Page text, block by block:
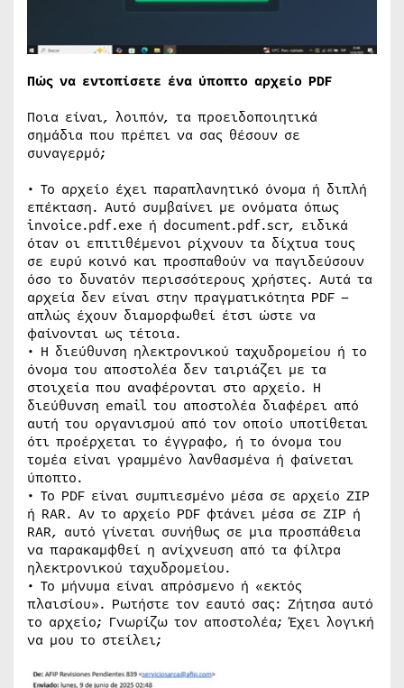
Πώς να εντοπίσετε ένα ύποπτο αρχείο PDF
Ποια είναι, λοιπόν, τα προειδοποιητικά
σημάδια που πρέπει να σας θέσουν σε
συναγερμό;
• Το αρχείο έχει παραπλανητικό όνομα ή διπλή
επέκταση. Αυτό συμβαίνει με ονόματα όπως
invoice.pdf.exe ή document.pdf.scr, ειδικά
όταν οι επιτιθέμενοι ρίχνουν τα δίχτυα τους
σε ευρύ κοινό και προσπαθούν να παγιδεύσουν
όσο το δυνατόν περισσότερους χρήστες. Αυτά τα
αρχεία δεν είναι στην πραγματικότητα PDF –
απλώς έχουν διαμορφωθεί έτσι ώστε να
φαίνονται ως τέτοια.
• Η διεύθυνση ηλεκτρονικού ταχυδρομείου ή το
όνομα του αποστολέα δεν ταιριάζει με τα
στοιχεία που αναφέρονται στο αρχείο. Η
διεύθυνση email του αποστολέα διαφέρει από
αυτή του οργανισμού από τον οποίο υποτίθεται
ότι προέρχεται το έγγραφο, ή το όνομα του
τομέα είναι γραμμένο λανθασμένα ή φαίνεται
ύποπτο.
• Το PDF είναι συμπιεσμένο μέσα σε αρχείο ZIP
ή RAR. Αν το αρχείο PDF φτάνει μέσα σε ZIP ή
RAR, αυτό γίνεται συνήθως σε μια προσπάθεια
να παρακαμφθεί η ανίχνευση από τα φίλτρα
ηλεκτρονικού ταχυδρομείου.
• Το μήνυμα είναι απρόσμενο ή «εκτός
πλαισίου». Ρωτήστε τον εαυτό σας: Ζήτησα αυτό
το αρχείο; Γνωρίζω τον αποστολέα; Έχει λογική
να μου το στείλει;